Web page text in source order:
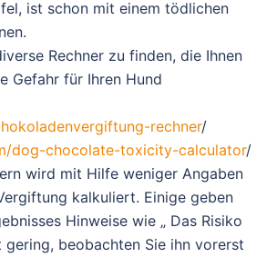
ist schon mit einem tödlichen
Rechner zu finden, die Ihnen
Gefahr für Ihren Hund
rechner/
dog-chocolate-toxicity-calculator/
wird mit Hilfe weniger Angaben
kalkuliert. Einige geben
Hinweise wie „ Das Risiko
gering, beobachten Sie ihn vorerst